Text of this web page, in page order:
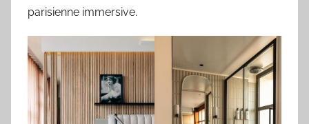
parisienne immersive.